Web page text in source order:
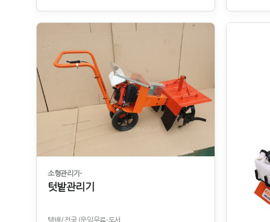
소형관리기-
텃밭관리기
택배/전국 (운임무료-도서..